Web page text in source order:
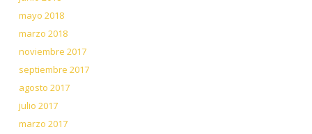
mayo 2018
marzo 2018
noviembre 2017
septiembre 2017
agosto 2017
julio 2017
marzo 2017